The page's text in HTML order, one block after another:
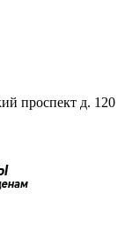
проспект д. 120